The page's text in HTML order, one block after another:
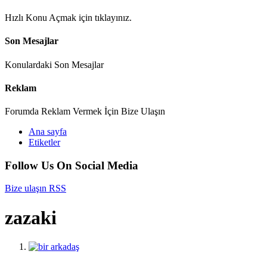
Hızlı Konu Açmak için tıklayınız.
Son Mesajlar
Konulardaki Son Mesajlar
Reklam
Forumda Reklam Vermek İçin Bize Ulaşın
Ana sayfa
Etiketler
Follow Us On Social Media
Bize ulaşın RSS
zazaki